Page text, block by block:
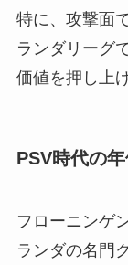
特に、攻撃面
ランダリーグ
価値を押し上
PSV時代の
フローニンゲ
ランダの名門